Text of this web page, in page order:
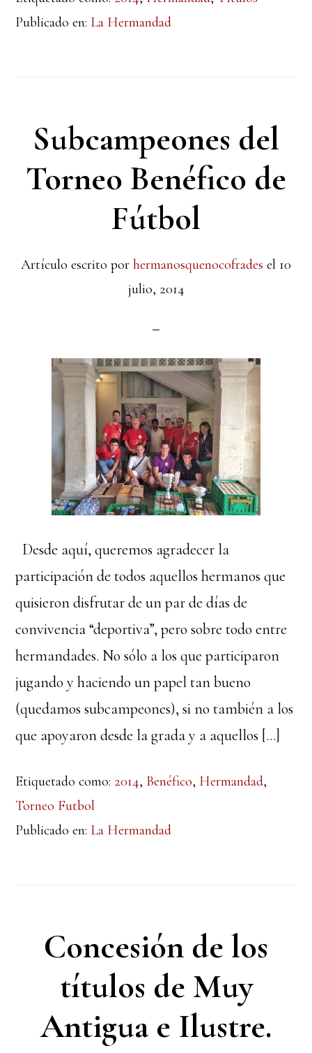
Publicado en: La Hermandad
Subcampeones del
Torneo Benéfico de
Fútbol
Artículo escrito por hermanosquenocofrades el 10
julio, 2014
Desde aquí, queremos agradecer la
participación de todos aquellos hermanos que
quisieron disfrutar de un par de días de
convivencia “deportiva”, pero sobre todo entre
hermandades. No sólo a los que participaron
jugando y haciendo un papel tan bueno
(quedamos subcampeones), si no también a los
que apoyaron desde la grada y a aquellos […]
Etiquetado como: 2014, Benéfico, Hermandad,
Torneo Futbol
Publicado en: La Hermandad
Concesión de los
títulos de Muy
Antigua e Ilustre.